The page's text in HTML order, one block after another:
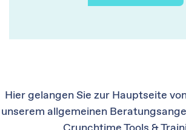
Hier gelangen Sie zur Hauptseite
unserem allgemeinen